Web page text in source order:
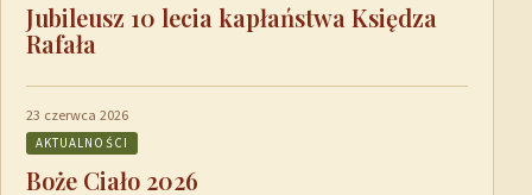
Jubileusz 10 lecia kapłaństwa Księdza
Rafała
23 czerwca 2026
AKTUALNOŚCI
Boże Ciało 2026